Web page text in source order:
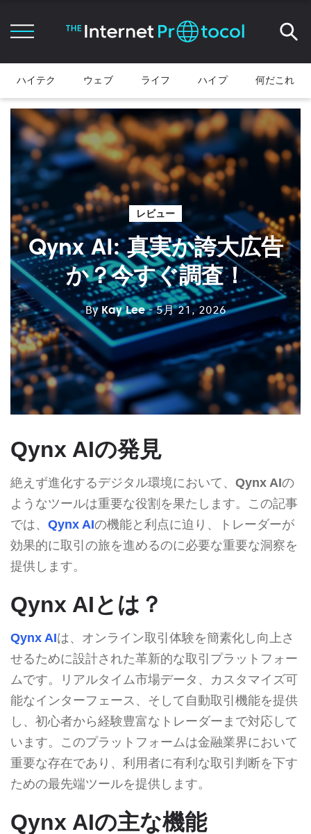
ハイテク ウェブ ライフ ハイプ 何だこれ
レビュー
Qynx AI: 真実か誇大広告
か？今すぐ調査！
By Kay Lee - 5月 21, 2026
Qynx AIの発見
絶えず進化するデジタル環境において、 Qynx AIの
ようなツールは重要な役割を果たします。この記事
では、 Qynx AIの機能と利点に迫り、トレーダーが
効果的に取引の旅を進めるのに必要な重要な洞察を
提供します。
Qynx AIとは？
Qynx AIは、オンライン取引体験を簡素化し向上さ
せるために設計された革新的な取引プラットフォー
ムです。リアルタイム市場データ、カスタマイズ可
能なインターフェース、そして自動取引機能を提供
し、初心者から経験豊富なトレーダーまで対応して
います。このプラットフォームは金融業界において
重要な存在であり、利用者に有利な取引判断を下す
ための最先端ツールを提供します。
Qynx AIの主な機能